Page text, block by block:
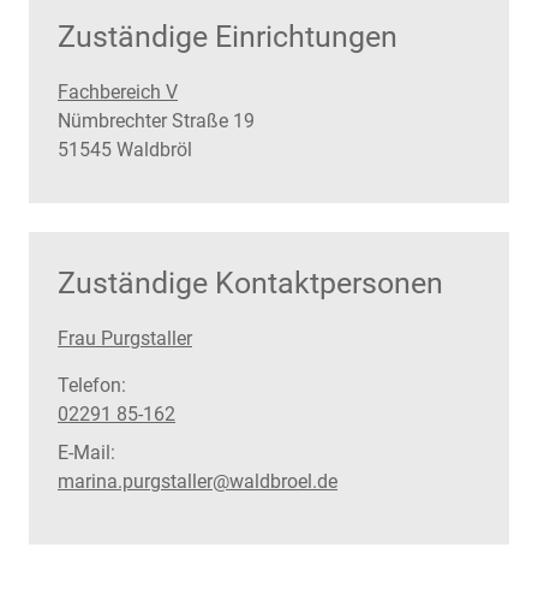
Zuständige Einrichtungen
Fachbereich V
Straße:
Nümbrechter Straße Hausnummer:
19
PLZ:
51545 Ort:
Waldbröl
Zuständige Kontaktpersonen
Frau Purgstaller
Telefon:
02291 85-162
E-Mail:
marina.purgstaller@waldbroel.de